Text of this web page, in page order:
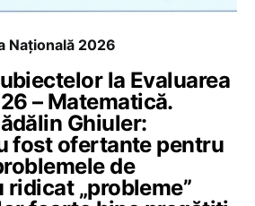
Națională 2026
la Evaluarea
– Matematică.
Ghiuler:
fost ofertante pentru
de
ridicat „probleme”